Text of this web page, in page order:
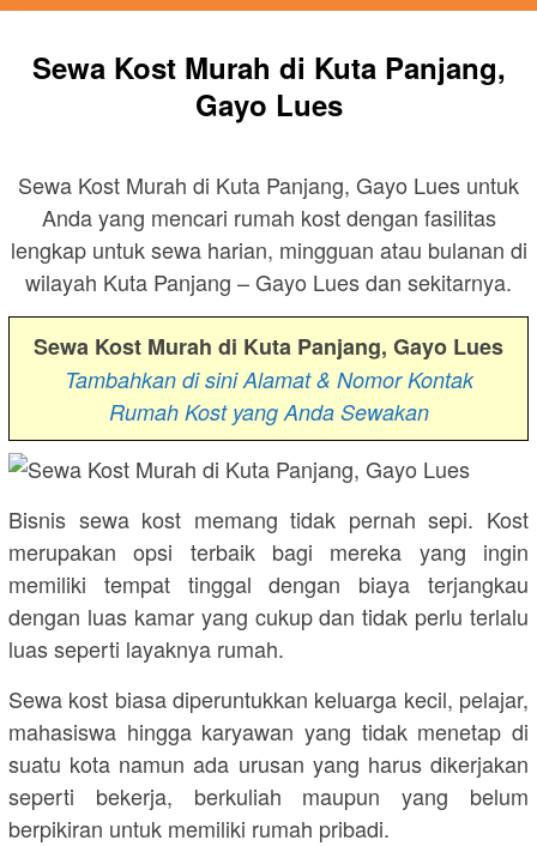
Sewa Kost Murah di Kuta Panjang,
Gayo Lues
Sewa Kost Murah di Kuta Panjang, Gayo Lues untuk
Anda yang mencari rumah kost dengan fasilitas
lengkap untuk sewa harian, mingguan atau bulanan di
wilayah Kuta Panjang – Gayo Lues dan sekitarnya.
Sewa Kost Murah di Kuta Panjang, Gayo Lues
Tambahkan di sini Alamat & Nomor Kontak
Rumah Kost yang Anda Sewakan
Bisnis sewa kost memang tidak pernah sepi. Kost
merupakan opsi terbaik bagi mereka yang ingin
memiliki tempat tinggal dengan biaya terjangkau
dengan luas kamar yang cukup dan tidak perlu terlalu
luas seperti layaknya rumah.
Sewa kost biasa diperuntukkan keluarga kecil, pelajar,
mahasiswa hingga karyawan yang tidak menetap di
suatu kota namun ada urusan yang harus dikerjakan
seperti bekerja, berkuliah maupun yang belum
berpikiran untuk memiliki rumah pribadi.